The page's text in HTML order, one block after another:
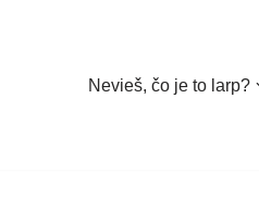
Nevieš, čo je to larp?